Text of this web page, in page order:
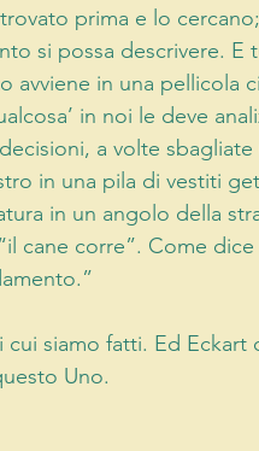
prima e lo
si possa descrivere. E
avviene in una pellicola
in noi le deve
a volte
in una pila di vestiti
in un angolo della
cane corre”. Come dice
siamo fatti. Ed Eckart
Uno.